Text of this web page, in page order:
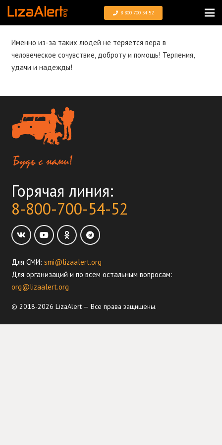
8 800 700 54 52
Именно из-за таких людей не теряется вера в
человеческое сочувствие, доброту и помощь! Терпения,
удачи и надежды!
Горячая линия:
8-800-700-54-52
Для СМИ: smi@lizaalert.org
Для организаций и по всем остальным вопросам:
org@lizaalert.org
© 2018-2026 LizaAlert — Все права защищены.